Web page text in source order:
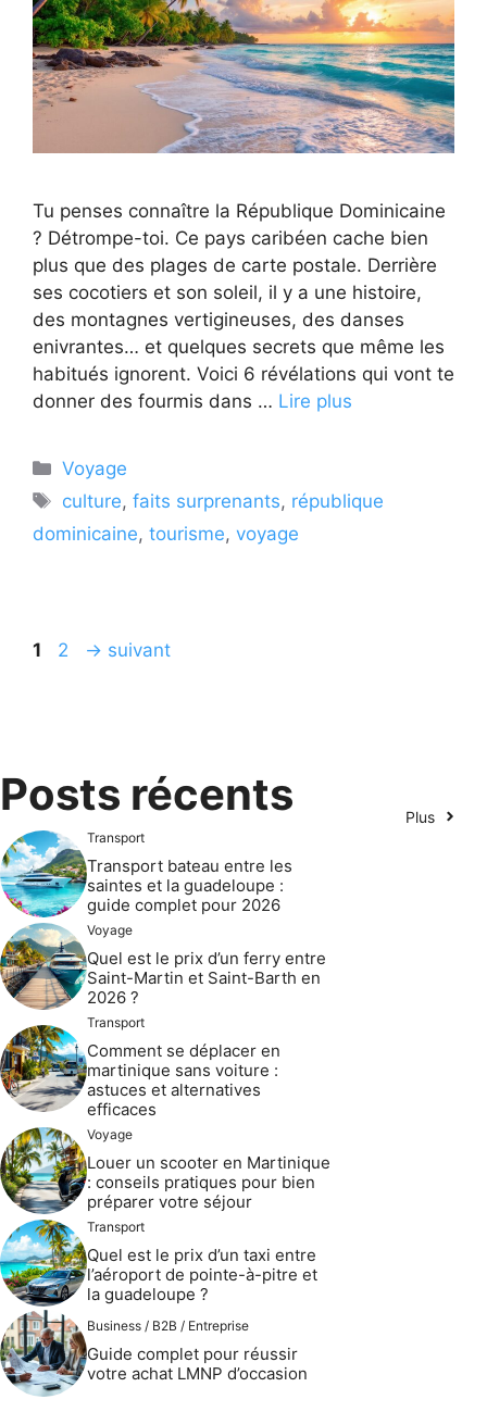
Tu penses connaître la République Dominicaine
? Détrompe-toi. Ce pays caribéen cache bien
plus que des plages de carte postale. Derrière
ses cocotiers et son soleil, il y a une histoire,
des montagnes vertigineuses, des danses
enivrantes… et quelques secrets que même les
habitués ignorent. Voici 6 révélations qui vont te
donner des fourmis dans … Lire plus
Catégories
Voyage
Étiquettes
culture,faits surprenants, république
dominicaine, tourisme, voyage
Page
1 Page
2 → suivant
Posts récents Plus
Transport
Transport bateau entre les
saintes et la guadeloupe :
guide complet pour 2026
Voyage
Quel est le prix d’un ferry entre
Saint-Martin et Saint-Barth en
2026 ?
Transport
Comment se déplacer en
martinique sans voiture :
astuces et alternatives
efficaces
Voyage
Louer un scooter en Martinique
: conseils pratiques pour bien
préparer votre séjour
Transport
Quel est le prix d’un taxi entre
l’aéroport de pointe-à-pitre et
la guadeloupe ?
Business / B2B / Entreprise
Guide complet pour réussir
votre achat LMNP d’occasion